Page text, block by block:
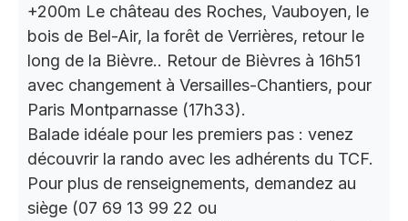
+200m Le château des Roches, Vauboyen, le
bois de Bel-Air, la forêt de Verrières, retour le
long de la Bièvre.. Retour de Bièvres à 16h51
avec changement à Versailles-Chantiers, pour
Paris Montparnasse (17h33).
Balade idéale pour les premiers pas : venez
découvrir la rando avec les adhérents du TCF.
Pour plus de renseignements, demandez au
siège (07 69 13 99 22 ou